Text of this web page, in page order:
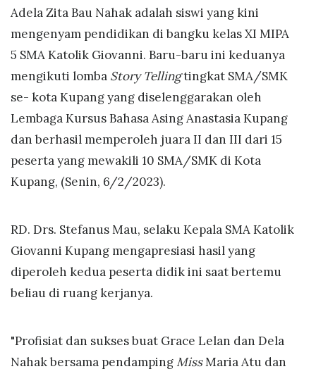
Adela Zita Bau Nahak adalah siswi yang kini
mengenyam pendidikan di bangku kelas XI MIPA
5 SMA Katolik Giovanni. Baru-baru ini keduanya
mengikuti lomba Story Tellingtingkat SMA/SMK
se- kota Kupang yang diselenggarakan oleh
Lembaga Kursus Bahasa Asing Anastasia Kupang
dan berhasil memperoleh juara II dan III dari 15
peserta yang mewakili 10 SMA/SMK di Kota
Kupang, (Senin, 6/2/2023).
RD. Drs. Stefanus Mau, selaku Kepala SMA Katolik
Giovanni Kupang mengapresiasi hasil yang
diperoleh kedua peserta didik ini saat bertemu
beliau di ruang kerjanya.
"Profisiat dan sukses buat Grace Lelan dan Dela
Nahak bersama pendamping MissMaria Atu dan